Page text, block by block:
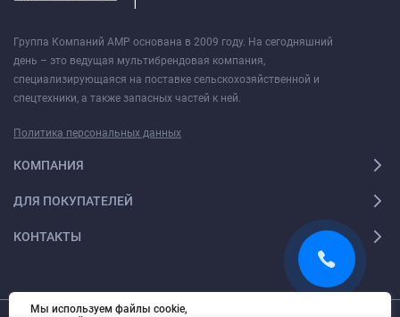
Группа Компаний АМР основана в 2009 году. На сегодняшний
день – это ведущая мультибрендовая компания,
специализирующаяся на поставке сельскохозяйственной и
спецтехники, а также запасных частей к ней.
Политика персональных данных
КОМПАНИЯ
ДЛЯ ПОКУПАТЕЛЕЙ
КОНТАКТЫ
Мы используем файлы cookie,